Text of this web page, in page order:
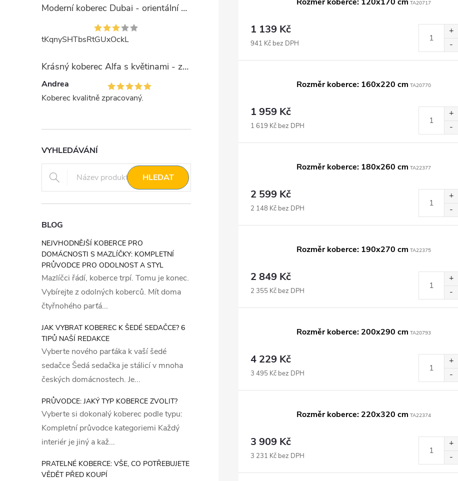
Moderní koberec Dubai - orientální 6 - červený
tKqnySHTbsRtGUxOckL
Krásný koberec Alfa s květinami - zelený
Andrea
Koberec kvalitně zpracovaný.
VYHLEDÁVÁNÍ
HLEDAT
BLOG
NEJVHODNĚJŠÍ KOBERCE PRO
DOMÁCNOSTI S MAZLÍČKY: KOMPLETNÍ
PRŮVODCE PRO ODOLNOST A STYL
Mazlíčci řádí, koberce trpí. Tomu je konec.
Vybírejte z odolných koberců. Mít doma
čtyřnohého parťá...
JAK VYBRAT KOBEREC K ŠEDÉ SEDAČCE? 6
TIPŮ NAŠÍ REDAKCE
Vyberte nového parťáka k vaší šedé
sedačce Šedá sedačka je stálicí v mnoha
českých domácnostech. Je...
PRŮVODCE: JAKÝ TYP KOBERCE ZVOLIT?
Vyberte si dokonalý koberec podle typu:
Kompletní průvodce kategoriemi Každý
interiér je jiný a kaž...
PRATELNÉ KOBERCE: VŠE, CO POTŘEBUJETE
VĚDĚT PŘED KOUPÍ
TA20717
1 139 Kč
941 Kč bez DPH
Rozměr koberce: 160x220 cm TA20770
1 959 Kč
1 619 Kč bez DPH
Rozměr koberce: 180x260 cm TA22377
2 599 Kč
2 148 Kč bez DPH
Rozměr koberce: 190x270 cm TA22375
2 849 Kč
2 355 Kč bez DPH
Rozměr koberce: 200x290 cm TA20793
4 229 Kč
3 495 Kč bez DPH
Rozměr koberce: 220x320 cm TA22374
3 909 Kč
3 231 Kč bez DPH